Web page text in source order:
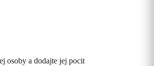
osoby a dodajte jej pocit